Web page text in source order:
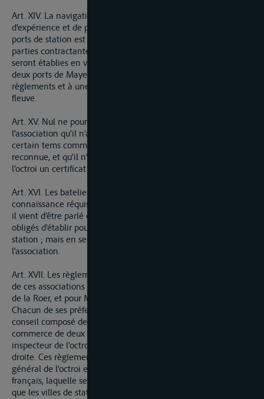
Art. XIV. La navigation du Rhin exigeant beaucoup
d’expérience et de pratique, celle qui a lieu à partir des deux
ports de station est confiée exclusivement par les hautes
parties contractantes à des associations de bateliers qui
seront établies en vertu de la présente convention dans les
deux ports de Mayence et de Cologne et soumises à des
règlements et à une police appropriée à la navigation de ce
fleuve.
Art. XV. Nul ne pourra être reçu maître batelier ou membre de
l’association qu’il n’ait navigué en personne et pendant un
certain tems comme pilote, que son aptitude n’ait été
reconnue, et qu’il n’ait obtenu de la direction générale de
l’octroi un certificat constatant sa capacité.
Art. XVI. Les bateliers des deux rives ayant les qualités et les
connaissance réquises seront reçus dans les associations dont
il vient d’être parlé et prendront leur tour de rôle sans être
obligés d’établir pour cet effet leur domicile dans les villes de
station ; mais en se soumettant aux règlemens de
l’association.
Art. XVII. Les règlemens concernant l’organisation et la police
de ces associations seront arrêtés pour Cologne par le préfet
de la Roer, et pour Mayence par celui du Mont-Tonnerre.
Chacun de ses préfets réunira à cet effet et consultera un
conseil composé de deux membres de la Chambre de
commerce de deux anciens maîtres bateliers et d’un
inspecteur de l’octroi pris sur les deux nommés par la rive
droite. Ces règlemens seront communiqués au directeur
général de l’octroi et soumis à l’approbation du gouvernement
français, laquelle sera nécessaire pour leur exécution, attendu
que les villes de station se trouvent être sur la rive gauche.